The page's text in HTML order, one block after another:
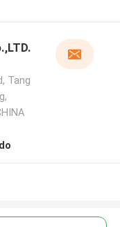
Tang